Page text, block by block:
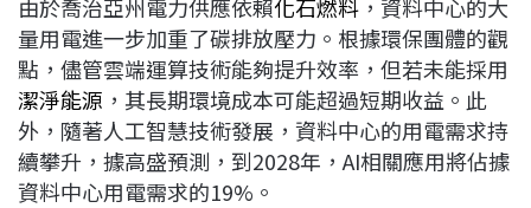
由於喬治亞州電力供應依賴化石燃料 ，資料中心的大
量用電進一步加重了碳排放壓力。根據環保團體的觀
點，儘管雲端運算技術能夠提升效率，但若未能採用
潔淨能源 ，其長期環境成本可能超過短期收益。此
外，隨著人工智慧技術發展，資料中心的用電需求持
續攀升，據高盛預測，到2028年，AI相關應用將佔據
資料中心用電需求的19%。